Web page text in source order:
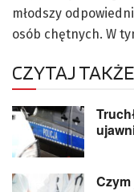
młodszy
osób chętnych. W
CZYTAJ TAKŻE
Czym